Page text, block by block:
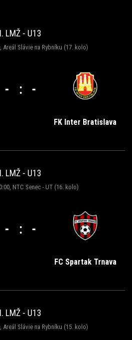
I. LMŽ - U13
Areál Slávie na Rybníku (17. kolo)
- : -
FK Inter Bratislava
I. LMŽ - U13
NTC Senec - UT (16. kolo)
- : -
FC Spartak Trnava
I. LMŽ - U13
Areál Slávie na Rybníku (15. kolo)